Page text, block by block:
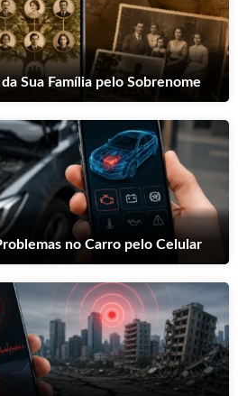
Sua Família pelo Sobrenome
no Carro pelo Celular